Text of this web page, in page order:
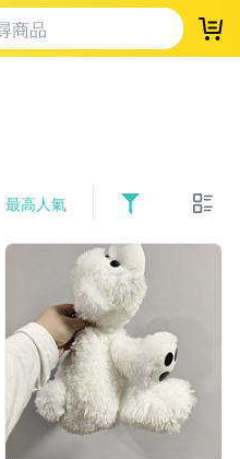
登
最高人氣